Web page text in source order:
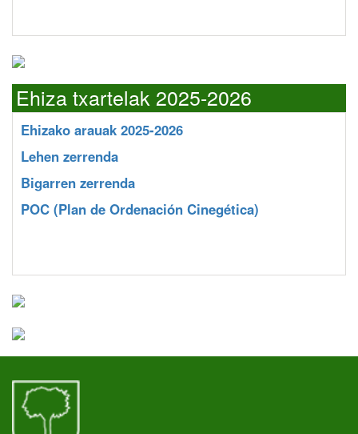
Ehiza txartelak 2025-2026
Ehizako arauak 2025-2026
Lehen zerrenda
Bigarren zerrenda
POC (Plan de Ordenación Cinegética)